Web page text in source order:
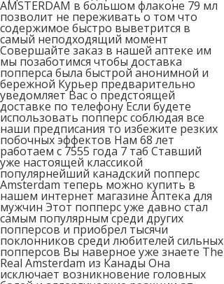
AMSTERDAM в большом флаконе 79 мл
позволит не переживать о том что
содержимое быстро выветрится в
самый неподходящий момент
Совершайте заказ в нашей аптеке им
мы позаботимся чтобы доставка
попперса была быстрой анонимной и
бережной Курьер предварительно
уведомляет Вас о предстоящей
доставке по телефону Если будете
использовать попперс соблюдая все
наши предписания то избежите резких
побочных эффектов Нам 68 лет
работаем с 7555 года 7 таб Ставший
уже настоящей классикой
популярнейший канадский попперс
Amsterdam теперь можно купить в
нашем интернет магазине Аптека для
мужчин Этот попперс уже давно стал
самым популярным среди других
попперсов и приобрел тысячи
поклонников среди любителей сильных
попперсов Вы наверное уже знаете The
Real Amsterdam из Канады Она
исключает возникновение головных